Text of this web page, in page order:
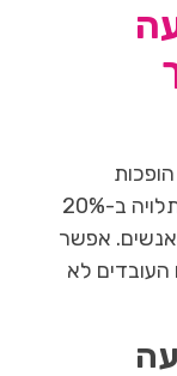
למציאות בשטח. הצלחת השלב הזה תלויה ב-20%
השינוי ובאנשים. אפשר
לא